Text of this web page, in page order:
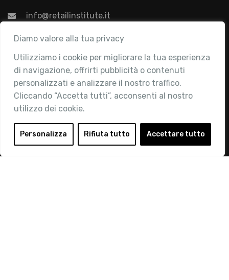
Diamo valore alla tua privacy
Utilizziamo i cookie per migliorare la tua esperienza
di navigazione, offrirti pubblicità o contenuti
personalizzati e analizzare il nostro traffico.
Cliccando “Accetta tutti”, acconsenti al nostro
utilizzo dei cookie.
Personalizza Rifiuta tutto Accettare tutto
info@retailinstitute.it
Associazione
Chi siamo
Attività
Contatti
Area Riservata
Login
Diventa Socio